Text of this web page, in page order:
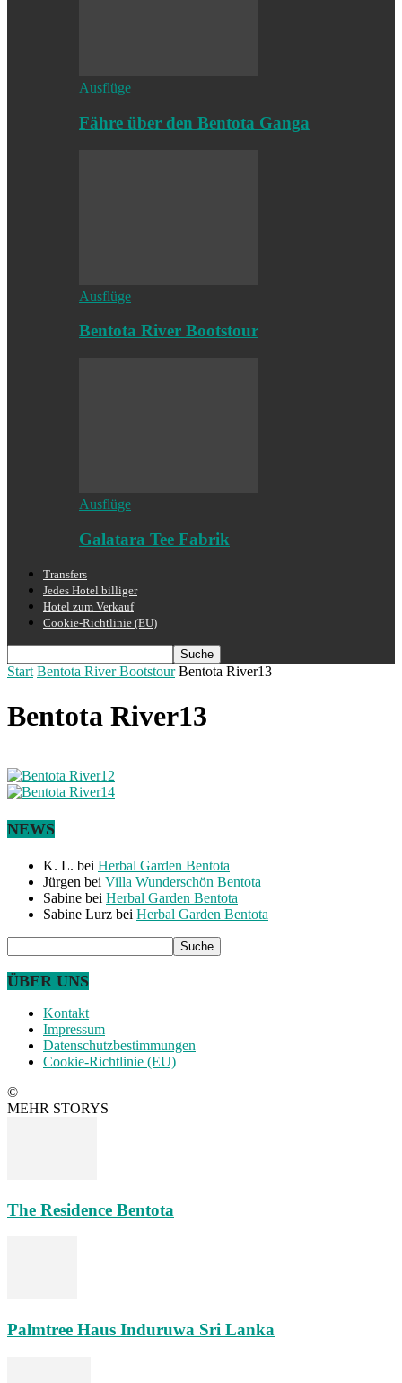
Ausflüge
Fähre über den Bentota Ganga
Ausflüge
Bentota River Bootstour
Ausflüge
Galatara Tee Fabrik
Transfers
Jedes Hotel billiger
Hotel zum Verkauf
Cookie-Richtlinie (EU)
Start Bentota River Bootstour Bentota River13
Bentota River13
NEWS
K. L. bei Herbal Garden Bentota
Jürgen bei Villa Wunderschön Bentota
Sabine bei Herbal Garden Bentota
Sabine Lurz bei Herbal Garden Bentota
ÜBER UNS
Kontakt
Impressum
Datenschutzbestimmungen
Cookie-Richtlinie (EU)
©
MEHR STORYS
The Residence Bentota
Palmtree Haus Induruwa Sri Lanka